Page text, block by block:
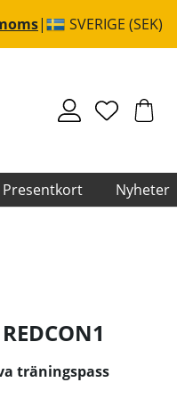
SVERIGE (SEK)
Presentkort Nyheter
REDCON1
träningspass